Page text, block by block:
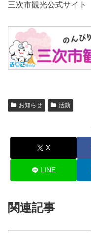
三次市観光公式サイト
お知らせ 活動
X
LINE
関連記事